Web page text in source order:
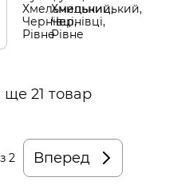
ще 21 товар
з 2 Вперед